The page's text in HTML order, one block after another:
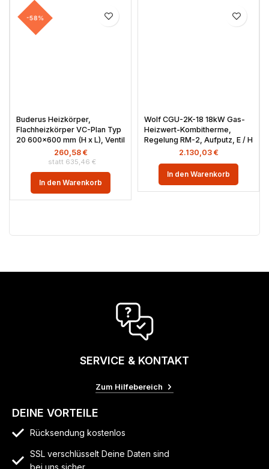
-58%
Buderus Heizkörper,
Flachheizkörper VC-Plan Typ
20 600×600 mm (H x L), Ventil
635,46 €
260,58 €
In den Warenkorb
Wolf CGU-2K-18 18kW Gas-
Heizwert-Kombitherme,
Regelung RM-2, Aufputz, E / H
2.130,03 €
In den Warenkorb
SERVICE & KONTAKT
Zum Hilfebereich
DEINE VORTEILE
Rücksendung kostenlos
SSL verschlüsselt Deine Daten sind